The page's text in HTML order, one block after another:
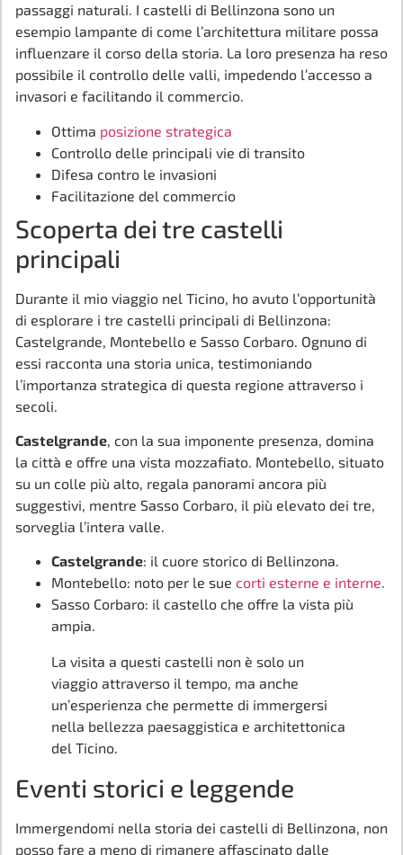
passaggi naturali. I castelli di Bellinzona sono un
esempio lampante di come l’architettura militare possa
influenzare il corso della storia. La loro presenza ha reso
possibile il controllo delle valli, impedendo l’accesso a
invasori e facilitando il commercio.
Ottima posizione strategica
Controllo delle principali vie di transito
Difesa contro le invasioni
Facilitazione del commercio
Scoperta dei tre castelli
principali
Durante il mio viaggio nel Ticino, ho avuto l’opportunità
di esplorare i tre castelli principali di Bellinzona:
Castelgrande, Montebello e Sasso Corbaro. Ognuno di
essi racconta una storia unica, testimoniando
l’importanza strategica di questa regione attraverso i
secoli.
Castelgrande, con la sua imponente presenza, domina
la città e offre una vista mozzafiato. Montebello, situato
su un colle più alto, regala panorami ancora più
suggestivi, mentre Sasso Corbaro, il più elevato dei tre,
sorveglia l’intera valle.
Castelgrande: il cuore storico di Bellinzona.
Montebello: noto per le sue corti esterne e interne.
Sasso Corbaro: il castello che offre la vista più
ampia.
La visita a questi castelli non è solo un
viaggio attraverso il tempo, ma anche
un’esperienza che permette di immergersi
nella bellezza paesaggistica e architettonica
del Ticino.
Eventi storici e leggende
Immergendomi nella storia dei castelli di Bellinzona, non
posso fare a meno di rimanere affascinato dalle